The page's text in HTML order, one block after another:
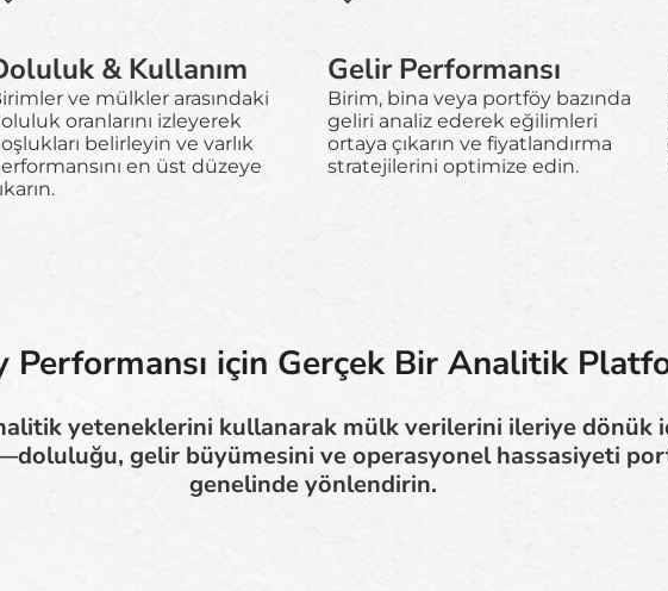
& Kullanım
ve mülkler arasındaki
oranlarını izleyerek
belirleyin ve varlık
en üst düzeye
Gelir Performansı
Birim, bina veya portföy bazında
geliri analiz ederek eğilimleri
ortaya çıkarın ve fiyatlandırma
stratejilerini optimize edin.
Performansı için Gerçek Bir Analitik
yeteneklerini kullanarak mülk verilerini ileriye dönük
gelir büyümesini ve operasyonel hassasiyeti
genelinde yönlendirin.